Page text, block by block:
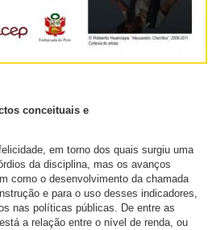
conceituais e
em torno dos quais surgiu uma
da disciplina, mas os avanços
como o desenvolvimento da chamada
e para o uso desses indicadores,
nas políticas públicas. De entre as
a relação entre o nível de renda, ou